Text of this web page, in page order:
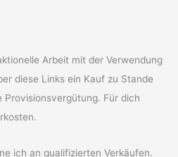
Arbeit mit der Verwendung
diese Links ein Kauf zu Stande
Provisionsvergütung. Für dich
ich an qualifizierten Verkäufen.